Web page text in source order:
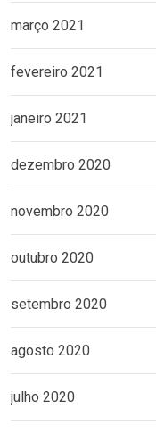
março 2021
fevereiro 2021
janeiro 2021
dezembro 2020
novembro 2020
outubro 2020
setembro 2020
agosto 2020
julho 2020